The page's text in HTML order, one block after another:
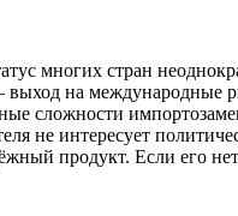
многих стран
выход на
сложности
не интересует
продукт. Если его